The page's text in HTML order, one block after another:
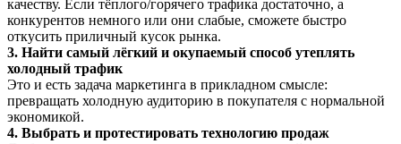
качеству. Если тёплого/горячего трафика достаточно, а
конкурентов немного или они слабые, сможете быстро
откусить приличный кусок рынка.
3. Найти самый лёгкий и окупаемый способ утеплять
холодный трафик
Это и есть задача маркетинга в прикладном смысле:
превращать холодную аудиторию в покупателя с нормальной
экономикой.
4. Выбрать и протестировать технологию продаж